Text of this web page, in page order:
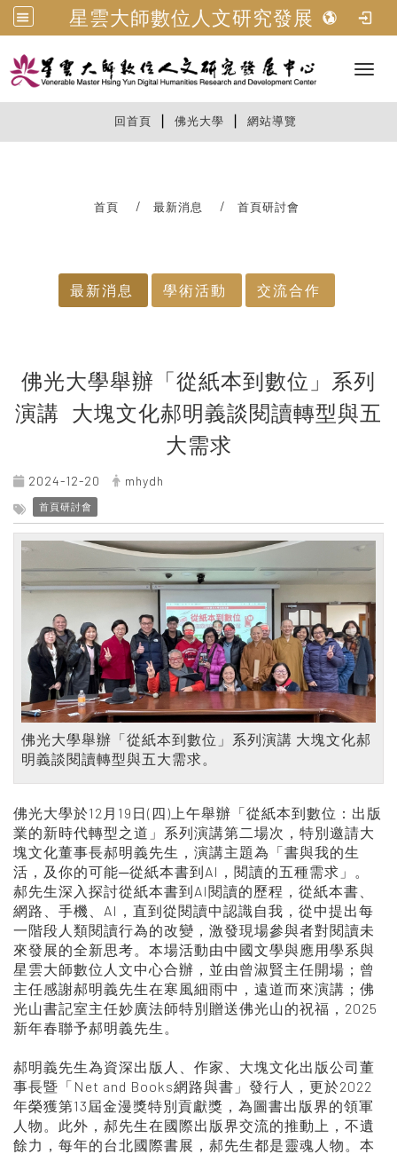
星雲大師數位人文研究發展中心
回首頁 佛光大學 網站導覽
首頁 最新消息 首頁研討會
最新消息 學術活動 交流合作
佛光大學舉辦「從紙本到數位」系列
演講 大塊文化郝明義談閱讀轉型與五
大需求
2024-12-20 mhydh
首頁研討會
佛光大學舉辦「從紙本到數位」系列演講 大塊文化郝
明義談閱讀轉型與五大需求。
佛光大學於12月19日(四)上午舉辦「從紙本到數位：出版
業的新時代轉型之道」系列演講第二場次，特別邀請大
塊文化董事長郝明義先生，演講主題為「書與我的生
活，及你的可能─從紙本書到AI，閱讀的五種需求」。
郝先生深入探討從紙本書到AI閱讀的歷程，從紙本書、
網路、手機、AI，直到從閱讀中認識自我，從中提出每
一階段人類閱讀行為的改變，激發現場參與者對閱讀未
來發展的全新思考。本場活動由中國文學與應用學系與
星雲大師數位人文中心合辦，並由曾淑賢主任開場；曾
主任感謝郝明義先生在寒風細雨中，遠道而來演講；佛
光山書記室主任妙廣法師特別贈送佛光山的祝福，2025
新年春聯予郝明義先生。
郝明義先生為資深出版人、作家、大塊文化出版公司董
事長暨「Net and Books網路與書」發行人，更於2022
年榮獲第13屆金漫獎特別貢獻獎，為圖書出版界的領軍
人物。此外，郝先生在國際出版界交流的推動上，不遺
餘力，每年的台北國際書展，郝先生都是靈魂人物。本